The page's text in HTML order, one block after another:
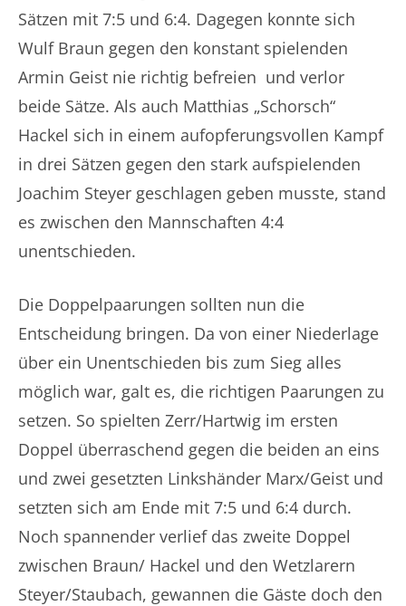
Sätzen mit 7:5 und 6:4. Dagegen konnte sich
Wulf Braun gegen den konstant spielenden
Armin Geist nie richtig befreien und verlor
beide Sätze. Als auch Matthias „Schorsch“
Hackel sich in einem aufopferungsvollen Kampf
in drei Sätzen gegen den stark aufspielenden
Joachim Steyer geschlagen geben musste, stand
es zwischen den Mannschaften 4:4
unentschieden.
Die Doppelpaarungen sollten nun die
Entscheidung bringen. Da von einer Niederlage
über ein Unentschieden bis zum Sieg alles
möglich war, galt es, die richtigen Paarungen zu
setzen. So spielten Zerr/Hartwig im ersten
Doppel überraschend gegen die beiden an eins
und zwei gesetzten Linkshänder Marx/Geist und
setzten sich am Ende mit 7:5 und 6:4 durch.
Noch spannender verlief das zweite Doppel
zwischen Braun/ Hackel und den Wetzlarern
Steyer/Staubach, gewannen die Gäste doch den